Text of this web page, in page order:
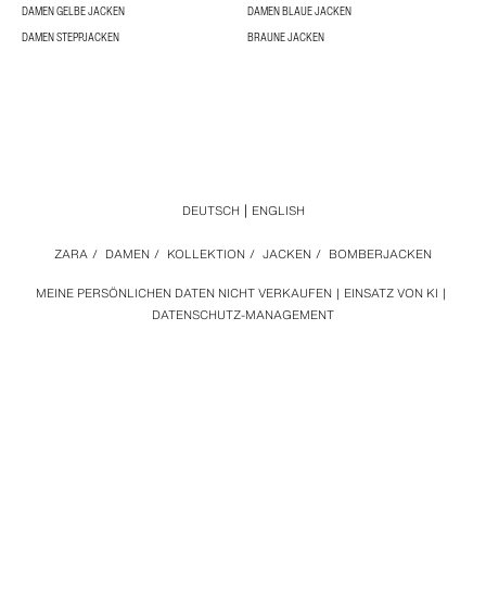
DAMEN GELBE JACKEN
DAMEN BLAUE JACKEN
DAMEN STEPPJACKEN
BRAUNE JACKEN
MEINE PERSÖNLICHEN DATEN NICHT VERKAUFEN
EINSATZ VON KI
DATENSCHUTZ-MANAGEMENT
ZARA / DAMEN / KOLLEKTION / JACKEN / BOMBERJACKEN
DEUTSCH ENGLISH